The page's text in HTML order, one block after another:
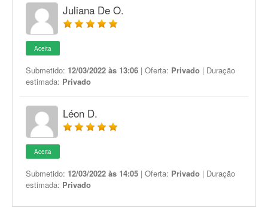
Juliana De O.
Aceita
Submetido: 12/03/2022 às 13:06 | Oferta: Privado | Duração
estimada: Privado
Léon D.
Aceita
Submetido: 12/03/2022 às 14:05 | Oferta: Privado | Duração
estimada: Privado